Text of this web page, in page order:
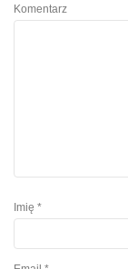
Komentarz
Imię *